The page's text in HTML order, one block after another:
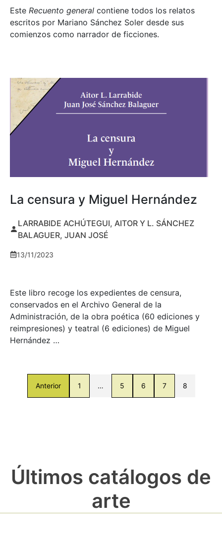
Este Recuento general contiene todos los relatos
escritos por Mariano Sánchez Soler desde sus
comienzos como narrador de ficciones.
La censura y Miguel Hernández
LARRABIDE ACHÚTEGUI, AITOR Y L. SÁNCHEZ
BALAGUER, JUAN JOSÉ
13/11/2023
Este libro recoge los expedientes de censura,
conservados en el Archivo General de la
Administración, de la obra poética (60 ediciones y
reimpresiones) y teatral (6 ediciones) de Miguel
Hernández …
Anterior 1 … 5 6 7 8
Últimos catálogos de
arte